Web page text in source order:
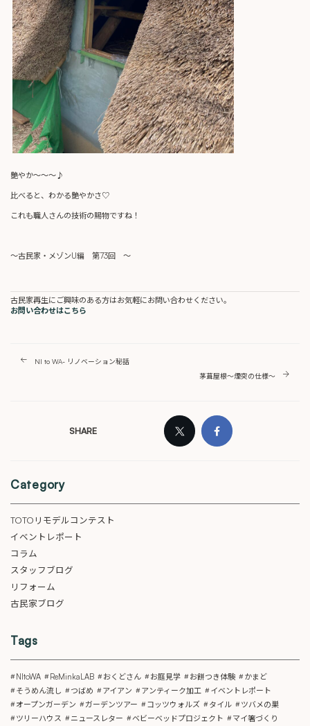
艶やか～～～♪
比べると、わかる艶やかさ♡
これも職人さんの技術の賜物ですね！
～古民家・メゾンU編 第73回 ～
古民家再生にご興味のある方はお気軽にお問い合わせください。
お問い合わせはこちら
NI to WA- リノベーション秘話
茅葺屋根～煙突の仕様～
SHARE
Category
TOTOリモデルコンテスト
イベントレポート
コラム
スタッフブログ
リフォーム
古民家ブログ
Tags
NItoWA ReMinkaLAB おくどさん お庭見学 お餅つき体験
かまど
そうめん流し
つばめ アイアン アンティーク加工
イベントレポート
オープンガーデン
ガーデンツアー コッツウォルズ タイル
ツバメの巣
ツリーハウス
ニュースレター ベビーベッドプロジェクト
マイ箸づくり